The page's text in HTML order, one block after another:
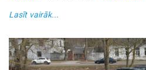
Lasīt vairāk...